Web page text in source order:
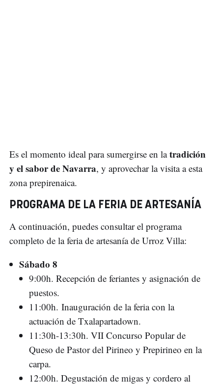
Es el momento ideal para sumergirse en latradición
y el sabor de Navarra, y aprovechar la visita a esta
zona prepirenaica.
PROGRAMA DE LA FERIA DE ARTESANÍA
A continuación, puedes consultar el programa
completo de la feria de artesanía de Urroz Villa:
Sábado 8
9:00h. Recepción de feriantes y asignación de
puestos.
11:00h. Inauguración de la feria con la
actuación de Txalapartadown.
11:30h-13:30h. VII Concurso Popular de
Queso de Pastor del Pirineo y Prepirineo en la
carpa.
12:00h. Degustación de migas y cordero al